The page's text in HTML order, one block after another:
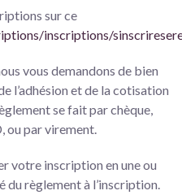
sur ce
inscriptions/
vous demandons de bien
l’adhésion et de la cotisation
se fait par chèque,
ou par virement.
votre inscription en une ou
règlement à l’inscription.